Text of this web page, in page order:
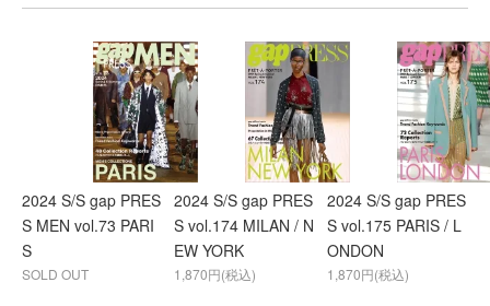
2024 S/S gap PRES
S MEN vol.73 PARI
S
SOLD OUT
2024 S/S gap PRES
S vol.174 MILAN / N
EW YORK
1,870円(税込)
2024 S/S gap PRES
S vol.175 PARIS / L
ONDON
1,870円(税込)